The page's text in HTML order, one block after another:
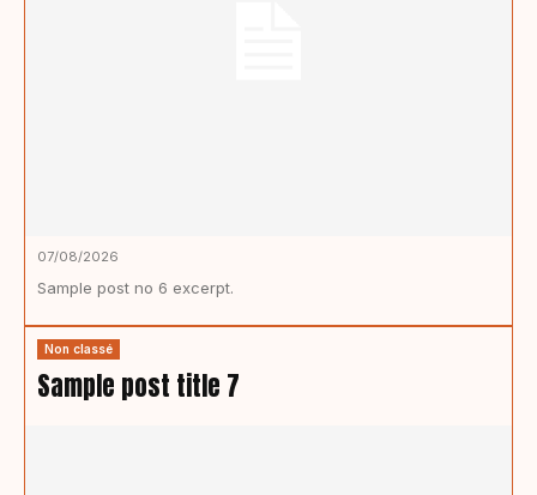
07/08/2026
Sample post no 6 excerpt.
Non classé
Sample post title 7